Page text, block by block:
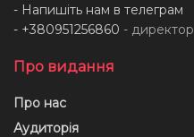
- Напишіть нам в телеграм
- +380951256860 - директор
Про видання
Про нас
Аудиторія